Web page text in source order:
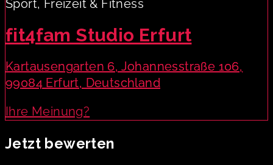
Sport, Freizeit & Fitness
fit4fam Studio Erfurt
Kartausengarten 6, Johannesstraße 106,
99084 Erfurt, Deutschland
Ihre Meinung?
Jetzt bewerten